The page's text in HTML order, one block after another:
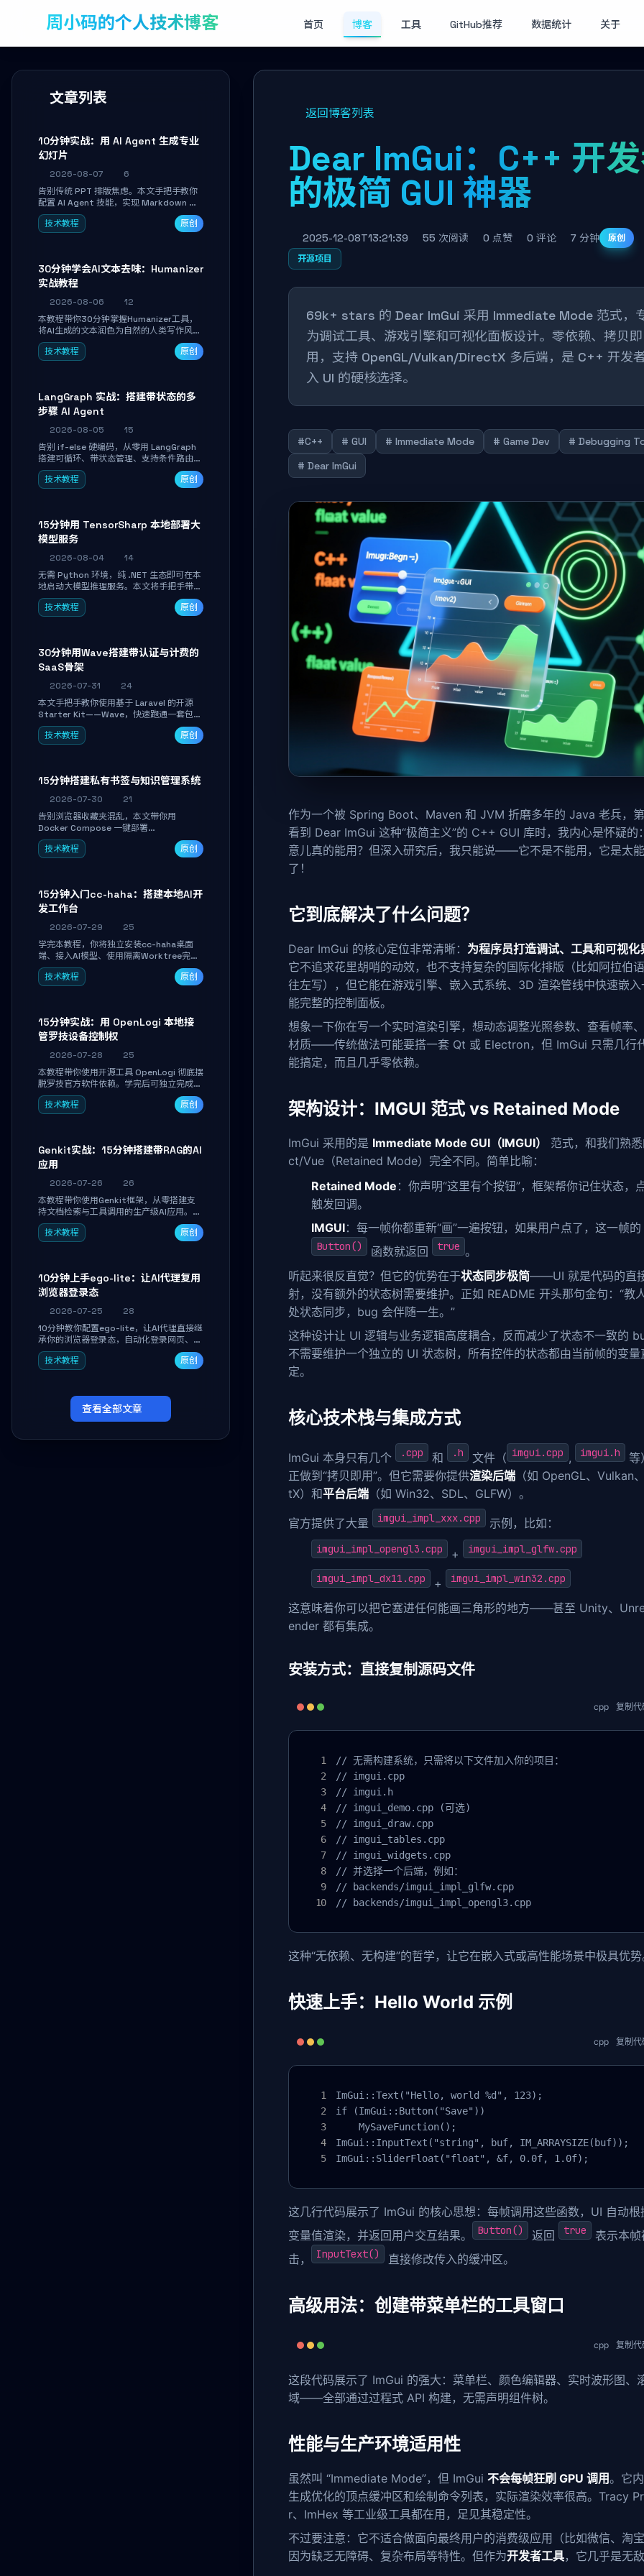
周小码的个人技术博客 首页 博客 工具 GitHub推荐 数据统计 关于
文章列表
10分钟实战：用 AI Agent 生成专业
幻灯片
2026-08-07
6
告别传统 PPT 排版焦虑。本文手把手教你
配置 AI Agent 技能，实现 Markdown 内
容自动转为带高级排版、AI 配图与 WebGL
运行时的 HTML 幻灯片。只需专注内容，
技术教程 原创
30分钟学会AI文本去味：Humanizer
实战教程
2026-08-06
12
本教程带你30分钟掌握Humanizer工具，
将AI生成的文本润色为自然的人类写作风
格。通过安装配置、实战示例和语音校准，
让你的内容告别AI痕迹，匹配个人写作习
技术教程 原创
LangGraph 实战：搭建带状态的多
步骤 AI Agent
2026-08-05
15
告别 if-else 硬编码，从零用 LangGraph
搭建可循环、带状态管理、支持条件路由的
多步骤 AI 代理。学完能独立编写包含自动
决策、工具调用和持久化状态的复杂工作
技术教程 原创
15分钟用 TensorSharp 本地部署大
模型服务
2026-08-04
14
无需 Python 环境，纯 .NET 生态即可在本
地启动大模型推理服务。本文将手把手带你
下载模型、配置 GPU 加速、启动 OpenAI
兼容 API，并在 C# 业务代码中无缝调用。
技术教程 原创
30分钟用Wave搭建带认证与计费的
SaaS骨架
2026-07-31
24
本文手把手教你使用基于 Laravel 的开源
Starter Kit——Wave，快速跑通一套包含
用户认证、订阅计费、角色权限和后台管理
的完整 SaaS 骨架。附带 Stripe 测试支付
技术教程 原创
15分钟搭建私有书签与知识管理系统
2026-07-30
21
告别浏览器收藏夹混乱，本文带你用
Docker Compose 一键部署
Linkwarden。15 分钟完成私有书签系统搭
建，掌握网页快照归档、高亮批注、分类管
技术教程 原创
15分钟入门cc-haha：搭建本地AI开
发工作台
2026-07-29
25
学完本教程，你将独立安装cc-haha桌面
端、接入AI模型、使用隔离Worktree完成
真实开发任务，并通过Diff审阅面板安全落
地AI代码改写。告别终端黑盒操作，让AI在
技术教程 原创
15分钟实战：用 OpenLogi 本地接
管罗技设备控制权
2026-07-28
25
本教程带你使用开源工具 OpenLogi 彻底摆
脱罗技官方软件依赖。学完后可独立完成设
备识别、按键重映射、DPI曲线配置与
SmartShift调节，实现完全离线控制，保
技术教程 原创
Genkit实战：15分钟搭建带RAG的AI
应用
2026-07-26
26
本教程带你使用Genkit框架，从零搭建支
持文档检索与工具调用的生产级AI应用。通
过环境配置、核心代码编写与调试避坑指
南，学完即可掌握多模型切换、RAG管道构
技术教程 原创
10分钟上手ego-lite：让AI代理复用
浏览器登录态
2026-07-25
28
10分钟教你配置ego-lite，让AI代理直接继
承你的浏览器登录态，自动化登录网页、抓
取数据，无需分享密码，多任务并行不干扰
日常使用。
技术教程 原创
查看全部文章
返回博客列表
Dear ImGui：C++ 开
的极简 GUI 神器
2025-12-08T13:21:39 55 次阅读 0 点赞 0 评论 7 分钟
原创
开源项目
69k+ stars 的 Dear ImGui 采用 Immediate Mode 范式，
为调试工具、游戏引擎和可视化面板设计。零依赖、拷贝即
用，支持 OpenGL/Vulkan/DirectX 多后端，是 C++ 开发
入 UI 的硬核选择。
#C++ # GUI # Immediate Mode # Game Dev
# Debugging
# Dear ImGui
作为一个被 Spring Boot、Maven 和 JVM 折磨多年的 Java 老兵，
看到 Dear ImGui 这种“极简主义”的 C++ GUI 库时，我内心是怀疑的
意儿真的能用？但深入研究后，我只能说——它不是不能用，它是太
了！
它到底解决了什么问题？
Dear ImGui 的核心定位非常清晰： 为程序员打造调试、工具和可视化
它不追求花里胡哨的动效，也不支持复杂的国际化排版（比如阿拉伯
往左写），但它能在游戏引擎、嵌入式系统、3D 渲染管线中快速嵌
能完整的控制面板。
想象一下你在写一个实时渲染引擎，想动态调整光照参数、查看帧率
材质——传统做法可能要搭一套 Qt 或 Electron，但 ImGui 只需几行
能搞定，而且几乎零依赖。
架构设计：IMGUI 范式 vs Retained Mode
ImGui 采用的是 Immediate Mode GUI（IMGUI）
范式，和我们熟
ct/Vue（Retained Mode）完全不同。简单比喻：
Retained Mode ：你声明“这里有个按钮”，框架帮你记住状态，
触发回调。
IMGUI：每一帧你都重新“画”一遍按钮，如果用户点了，这一帧的
Button() 函数就返回 true 。
听起来很反直觉？但它的优势在于状态同步极简——UI 就是代码的直
射，没有额外的状态树需要维护。正如 README 开头那句金句：“教
处状态同步，bug 会伴随一生。”
这种设计让 UI 逻辑与业务逻辑高度耦合，反而减少了状态不一致的
不需要维护一个独立的 UI 状态树，所有控件的状态都由当前帧的变量
定。
核心技术栈与集成方式
ImGui 本身只有几个 .cpp 和 .h 文件（ imgui.cpp , imgui.h
等
正做到“拷贝即用”。但它需要你提供渲染后端 （如 OpenGL、Vulkan
tX）和平台后端 （如 Win32、SDL、GLFW）。
官方提供了大量 imgui_impl_xxx.cpp 示例，比如：
imgui_impl_opengl3.cpp + imgui_impl_glfw.cpp
imgui_impl_dx11.cpp + imgui_impl_win32.cpp
这意味着你可以把它塞进任何能画三角形的地方——甚至 Unity、
ender 都有集成。
安装方式：直接复制源码文件
cpp 复制代
// 无需构建系统，只需将以下文件加入你的项目：
// imgui.cpp
// imgui.h
// imgui_demo.cpp (可选)
// imgui_draw.cpp
// imgui_tables.cpp
// imgui_widgets.cpp
// 并选择一个后端，例如：
// backends/imgui_impl_glfw.cpp
// backends/imgui_impl_opengl3.cpp
这种“无依赖、无构建”的哲学，让它在嵌入式或高性能场景中极具优
快速上手：Hello World 示例
cpp 复制代
ImGui::Text("Hello, world %d", 123);
if (ImGui::Button("Save"))
    MySaveFunction();
ImGui::InputText("string", buf, IM_ARRAYSIZE(buf));
ImGui::SliderFloat("float", &f, 0.0f, 1.0f);
这几行代码展示了 ImGui 的核心思想：每帧调用这些函数，UI 自动根
变量值渲染，并返回用户交互结果。
Button() 返回 true
表示本帧
击，
InputText() 直接修改传入的缓冲区。
高级用法：创建带菜单栏的工具窗口
cpp 复制代
这段代码展示了 ImGui 的强大：菜单栏、颜色编辑器、实时波形图、
域——全部通过过程式 API 构建，无需声明组件树。
性能与生产环境适用性
虽然叫 “Immediate Mode”，但 ImGui 不会每帧狂刷 GPU 调用。它
生成优化的顶点缓冲区和绘制命令列表，实际渲染效率很高。Tracy
r、ImHex 等工业级工具都在用，足见其稳定性。
不过要注意：它不适合做面向最终用户的消费级应用（比如微信、淘
因为缺乏无障碍、复杂布局等特性。但作为开发者工具，它几乎是无